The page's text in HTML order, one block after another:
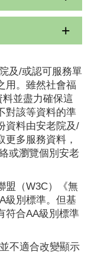
及/或認可服務單
用。雖然社會福
並盡力確保這
對該等資料的準
資料由安老院及/
多服務資料，
或瀏覽個別安老
盟（W3C）《無
級別標準。但基
符合AA級別標準
不適合改變顯示